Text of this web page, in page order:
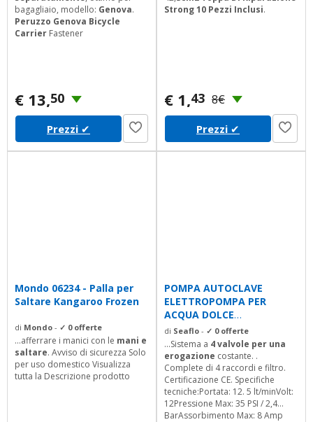
bagagliaio, modello: Genova.
Peruzzo Genova Bicycle
Carrier Fastener
€ 13,50
Prezzi ✔
Strong 10 Pezzi Inclusi.
€ 1,43 8€
Prezzi ✔
Mondo 06234 - Palla per
Saltare Kangaroo Frozen
di Mondo - ✓ 0 offerte
...afferrare i manici con le mani e
saltare. Avviso di sicurezza Solo
per uso domestico Visualizza
tutta la Descrizione prodotto
POMPA AUTOCLAVE
ELETTROPOMPA PER
ACQUA DOLCE
AUTODESCANTE 12,5 12V
CAMPER BARCA
di Seaflo - ✓ 0 offerte
...Sistema a 4 valvole per una
erogazione costante. .
Complete di 4 raccordi e filtro.
Certificazione CE. Specifiche
tecniche:Portata: 12. 5 lt/minVolt:
12Pressione Max: 35 PSI / 2,4
BarAssorbimento Max: 8 Amp